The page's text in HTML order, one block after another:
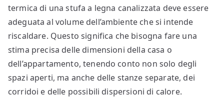
termica di una stufa a legna canalizzata deve essere
adeguata al volume dell’ambiente che si intende
riscaldare. Questo significa che bisogna fare una
stima precisa delle dimensioni della casa o
dell’appartamento, tenendo conto non solo degli
spazi aperti, ma anche delle stanze separate, dei
corridoi e delle possibili dispersioni di calore.